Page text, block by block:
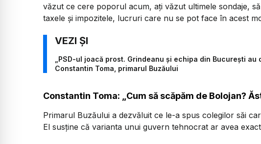
văzut ce cere poporul acum, ați văzut ultimele sondaje,
taxele și impozitele, lucruri care nu se pot face în acest
„PSD-ul joacă prost. Grindeanu și echipa din București
Constantin Toma, primarul Buzăului
Constantin Toma: „Cum să scăpăm de Bolojan?
Primarul Buzăului a dezvăluit ce le-a spus colegilor săi
El susține că varianta unui guvern tehnocrat ar avea